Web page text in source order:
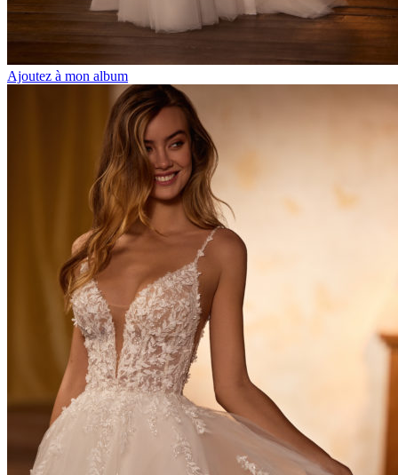
Ajoutez à mon album